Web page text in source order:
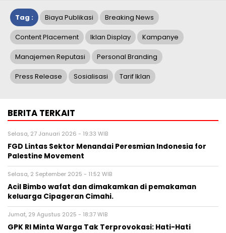
Tag : Biaya Publikasi Breaking News
Content Placement Iklan Display Kampanye
Manajemen Reputasi Personal Branding
Press Release Sosialisasi Tarif Iklan
BERITA TERKAIT
Selasa, 27 Januari 2026 - 19:33 WIB
FGD Lintas Sektor Menandai Peresmian Indonesia for
Palestine Movement
Selasa, 2 September 2025 - 11:52 WIB
Acil Bimbo wafat dan dimakamkan di pemakaman
keluarga Cipageran Cimahi.
Jumat, 29 Agustus 2025 - 18:37 WIB
GPK RI Minta Warga Tak Terprovokasi: Hati-Hati